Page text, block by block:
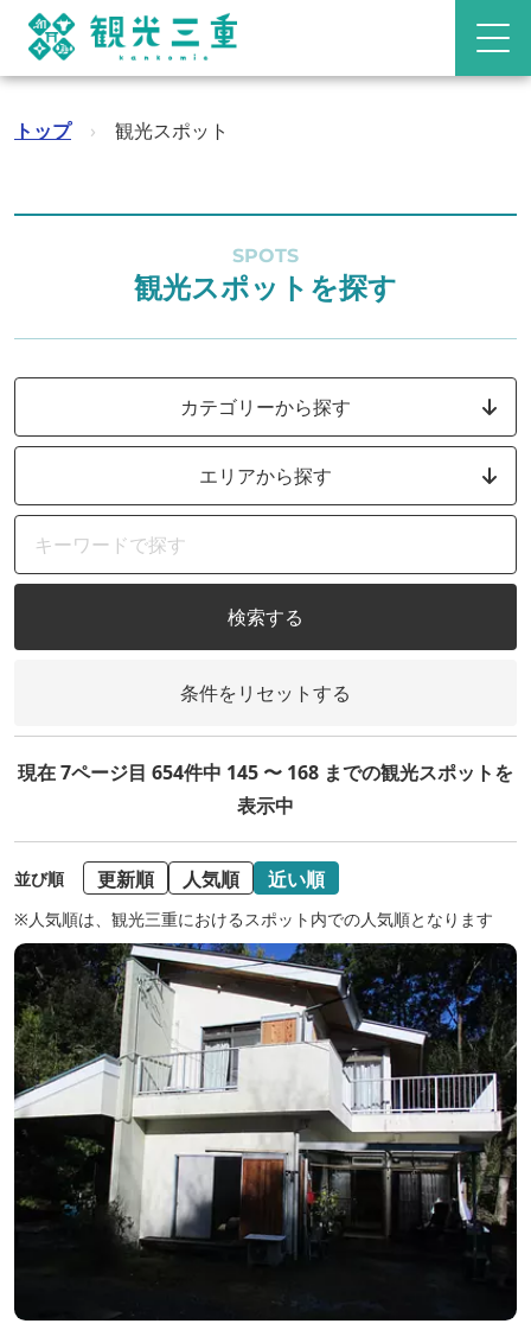
トップ › 観光スポット
SPOTS
観光スポットを探す
カテゴリーから探す
エリアから探す
検索する
条件をリセットする
現在 7ページ目 654件中 145 〜 168 までの観光スポットを
表示中
並び順 更新順 人気順 近い順
※人気順は、観光三重におけるスポット内での人気順となります